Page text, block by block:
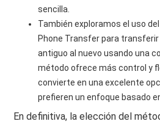
sencilla.
También exploramos el uso
Phone Transfer para
antiguo al nuevo usando una
método ofrece más control y
convierte en una excelente
prefieren un enfoque basado
En definitiva, la elección del